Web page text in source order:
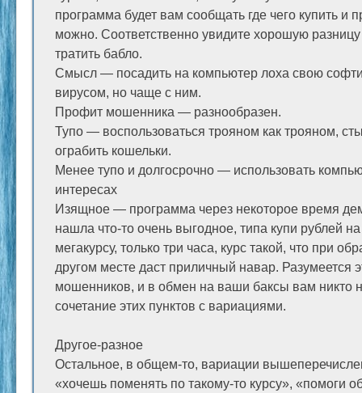
программа будет вам сообщать где чего купить и
можно. Соответственно увидите хорошую
тратить бабло.
Смысл — посадить на компьютер лоха свою
вирусом, но чаще с ним.
Профит мошенника — разнообразен.
Тупо — воспользоваться трояном как трояном,
ограбить кошельки.
Менее тупо и долгосрочно — использовать
интересах
Изящное — программа через некоторое время
нашла что-то очень выгодное, типа купи рублей
мегакурсу, только три часа, курс такой, что при
другом месте даст приличный навар. Разумеется
мошенников, и в обмен на ваши баксы вам никто
сочетание этих пунктов с вариациями.
Другое-разное
Остальное, в общем-то, вариации
«хочешь поменять по такому-то курсу», «помоги